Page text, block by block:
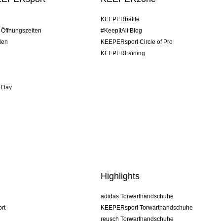
KEEPERbattle
#KeepItAll Blog
KEEPERsport Circle of Pro
KEEPERtraining
Highlights
adidas Torwarthandschuhe
KEEPERsport Torwarthandschuhe
reusch Torwarthandschuhe